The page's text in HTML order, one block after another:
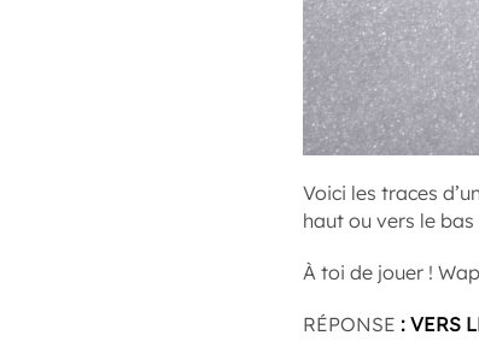
Voici les traces
haut ou vers le
À toi de jouer !
RÉPONSE : VERS